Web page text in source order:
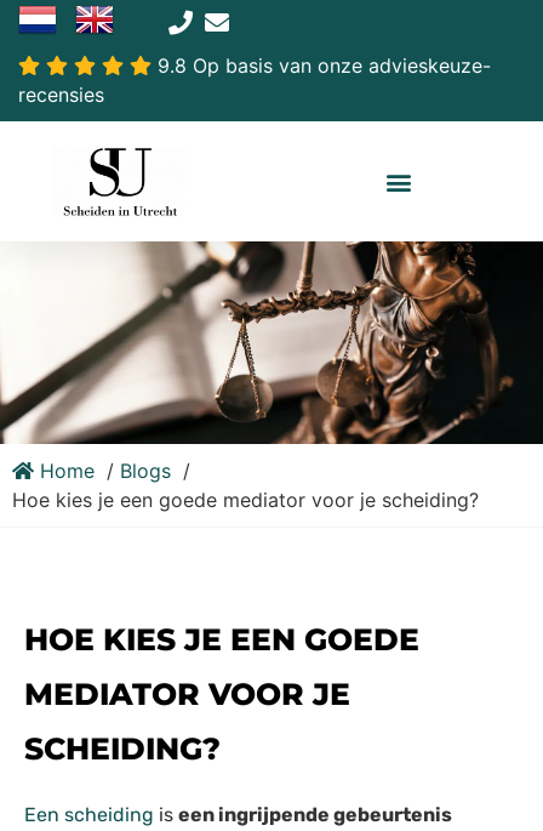
9.8 Op basis van onze advieskeuze-
recensies
Home
Blogs
Hoe kies je een goede mediator voor je scheiding?
HOE KIES JE EEN GOEDE
MEDIATOR VOOR JE
SCHEIDING?
Een scheiding is een ingrijpende gebeurtenis